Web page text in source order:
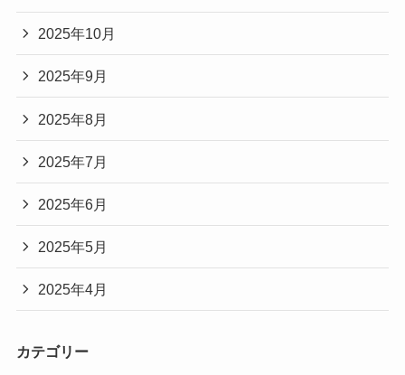
2025年10月
2025年9月
2025年8月
2025年7月
2025年6月
2025年5月
2025年4月
カテゴリー